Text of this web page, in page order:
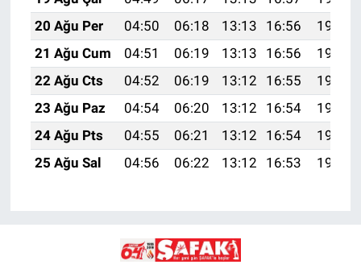
20 Ağu Per
04:50 06:18 13:13 16:56
19:58
21 Ağu Cum
04:51 06:19 13:13 16:56
19:57
22 Ağu Cts
04:52 06:19 13:12 16:55
19:55
23 Ağu Paz
04:54 06:20 13:12 16:54
19:54
24 Ağu Pts
04:55 06:21 13:12 16:54
19:53
25 Ağu Sal
04:56 06:22 13:12 16:53 19:51